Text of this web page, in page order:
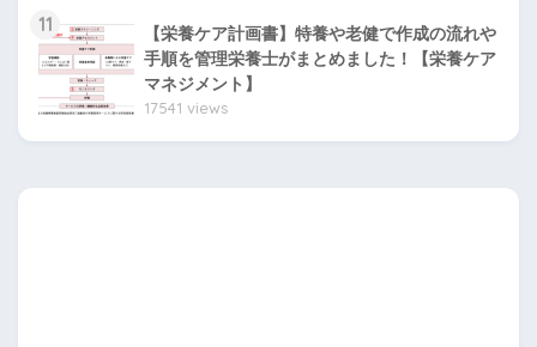
11
【栄養ケア計画書】特養や老健で作成の流れや
手順を管理栄養士がまとめました！【栄養ケア
マネジメント】
17541 views